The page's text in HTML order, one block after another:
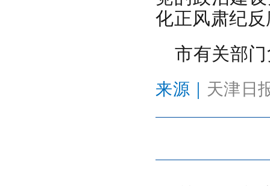
化正风肃纪
市有关部
来源｜ 天津日